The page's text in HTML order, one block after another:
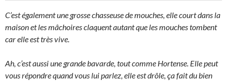
C’est également une grosse chasseuse de mouches, elle court dans la
maison et les mâchoires claquent autant que les mouches tombent
car elle est très vive.
Ah, c’est aussi une grande bavarde, tout comme Hortense. Elle peut
vous répondre quand vous lui parlez, elle est drôle, ça fait du bien